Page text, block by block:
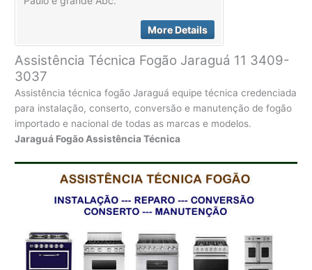
More Details
Assistência Técnica Fogão Jaraguá 11 3409-
3037
Assistência técnica fogão Jaraguá equipe técnica credenciada
para instalação, conserto, conversão e manutenção de fogão
importado e nacional de todas as marcas e modelos.
Jaraguá Fogão Assistência Técnica